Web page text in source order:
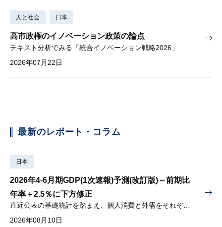
人と社会 日本
高市政権のイノベーション政策の論点
テキスト分析でみる「統合イノベーション戦略2026」
2026年07月22日
最新のレポート・コラム
日本
2026年4-6月期GDP(1次速報)予測(改訂版)～前期比
年率＋2.5％に下方修正
直近公表の基礎統計を踏まえ、個人消費と外需をそれぞれ下方修正
2026年08月10日